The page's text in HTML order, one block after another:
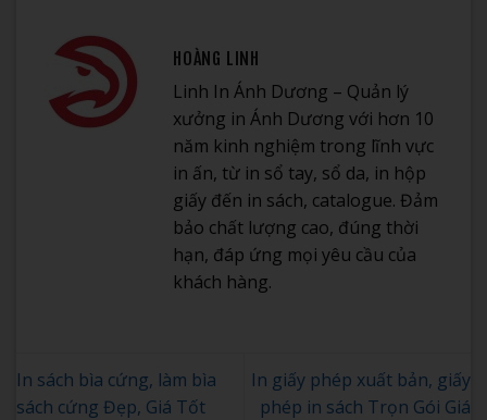
HOÀNG LINH
Linh In Ánh Dương – Quản lý
xưởng in Ánh Dương với hơn 10
năm kinh nghiệm trong lĩnh vực
in ấn, từ in sổ tay, sổ da, in hộp
giấy đến in sách, catalogue. Đảm
bảo chất lượng cao, đúng thời
hạn, đáp ứng mọi yêu cầu của
khách hàng.
In sách bìa cứng, làm bìa
sách cứng Đẹp, Giá Tốt
In giấy phép xuất bản, giấy
phép in sách Trọn Gói Giá